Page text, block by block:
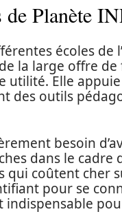
Planète
écoles de
la large offre
utilité. Elle
des outils
besoin
dans le cadre
coûtent cher
pour se
indispensable